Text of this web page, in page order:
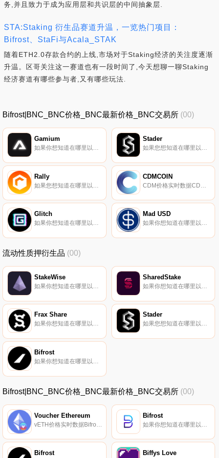
务,并且致力于成为应用层和共识层的中间抽象层.
STA:Staking 衍生品赛道升温，一览热门项目：
Bifrost、StaFi与Acala_STAK
随着ETH2.0存款合约的上线,市场对于Staking经济的关注度逐渐
升温。区哥关注这一赛道也有一段时间了,今天想聊一聊Staking
经济赛道有哪些参与者,又有哪些玩法.
Bifrost|BNC_BNC价格_BNC最新价格_BNC交易所 (00)
Gamium
如果你想知道在哪里以当前价格购买Gamium,目前交易{Gamium]股票的顶级加密货币交易所是KuCoin、BitMart、Gate.io、MEXC和Uniswap（V3）。您可以在我们的加密货币交易所页面上找到其他列表.
Stader
如果您想知道在哪里以当前价格购买Stader,目前交易｛SDnname｝股票的顶级加密货币交易所是OKX、BySDt、Bitget、BingX和Gate.io。您可以在我们的加密货币交易所页面上找到其他交易所.
Rally CDMCOIN
Glitch
如果你想知道在哪里以当前价格购买Glitch,目前交易{Glitch]股票的顶级加密货币交易所是KuCoin、ProBit Global、Uniswap（V2）和Indodax。您可以在我们的加密货币交易所页面上找到其他列表.
Mad USD
如果你想知道在哪里以当前价格购买Mad USD,目前交易{Mad USD]股票的顶级加密货币交易所是MM Finance（Cronos）。您可以在我们的加密货币交易所页面上找到其他列表。第一个混合CDP和部分整理的稳定币平台：Mad USD（MUSD）.
流动性质押衍生品 (00)
StakeWise SharedStake
Frax Share
如果你想知道在哪里以当前价格购买Frax Share,目前交易{Frax Share]股票的顶级加密货币交易所是Binance、Deepcoin、BTCEX、CoinW和Bitrue。您可以在我们的加密货币交易所页面上找到其他列表.
Stader
如果您想知道在哪里以当前价格购买Stader,目前交易｛SDnname｝股票的顶级加密货币交易所是OKX、BySDt、Bitget、BingX和Gate.io。您可以在我们的加密货币交易所页面上找到其他交易所.
Bifrost
如果你想知道在哪里以当前价格购买Bifrost,目前交易{Bifrost]股票的顶级加密货币交易所是IndoEx、KuCoin、Gate.io、MEXC和Kraken。您可以在我们的加密货币交易所页面上找到其他列表.
Bifrost|BNC_BNC价格_BNC最新价格_BNC交易所 (00)
Voucher Ethereum Bifrost
Bifrost Biffys Love